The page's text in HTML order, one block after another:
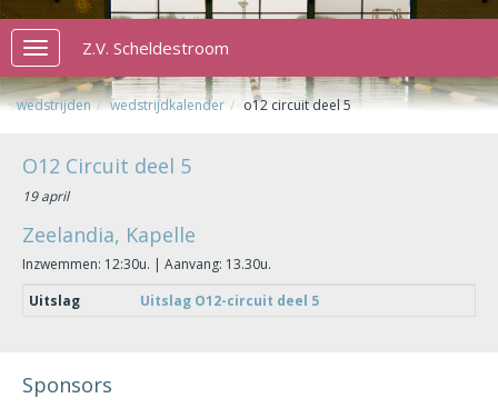
Toggle
navigation
Z.V. Scheldestroom
wedstrijden wedstrijdkalender o12 circuit deel 5
O12 Circuit deel 5
19 april
Zeelandia, Kapelle
Inzwemmen: 12:30u. | Aanvang: 13.30u.
Uitslag
Uitslag O12-circuit deel 5
Sponsors